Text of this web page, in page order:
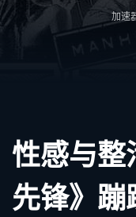
加速
性感与整
先锋》蹦